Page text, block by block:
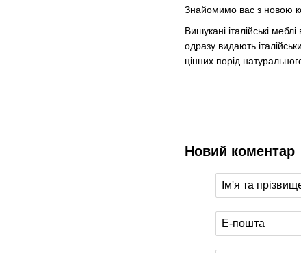
Знайомимо вас з новою
Вишукані італійські
одразу видають
цінних порід
Новий коментар